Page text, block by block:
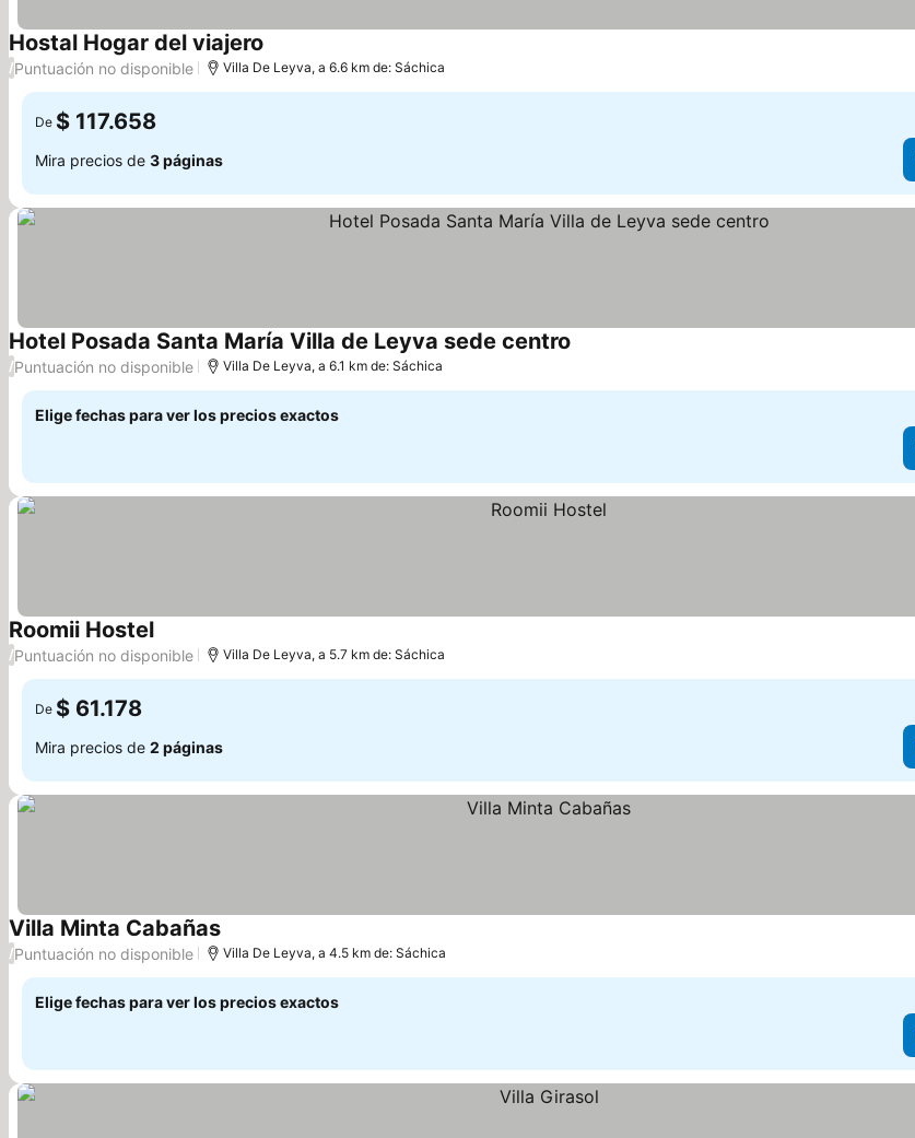
Hostal Hogar del viajero
/Puntuación no disponible Villa De Leyva, a 6.6 km de: Sáchica
De $ 117.658
Mira precios de 3 páginas
Hotel Posada Santa María Villa de Leyva sede centro
/Puntuación no disponible Villa De Leyva, a 6.1 km de: Sáchica
Elige fechas para ver los precios exactos
Roomii Hostel
/Puntuación no disponible Villa De Leyva, a 5.7 km de: Sáchica
De $ 61.178
Mira precios de 2 páginas
Villa Minta Cabañas
/Puntuación no disponible Villa De Leyva, a 4.5 km de: Sáchica
Elige fechas para ver los precios exactos